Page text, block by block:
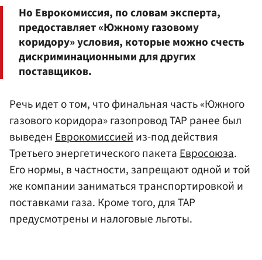
Но Еврокомиссия, по словам эксперта,
предоставляет «Южному газовому
коридору» условия, которые можно счесть
дискриминационными для других
поставщиков.
Речь идет о том, что финальная часть «Южного
газового коридора» газопровод TAP ранее был
выведенЕврокомиссиейиз-под действия
Третьего энергетического пакетаЕвросоюза.
Его нормы, в частности, запрещают одной и той
же компании заниматься транспортировкой и
поставками газа. Кроме того, для TAP
предусмотрены и налоговые льготы.